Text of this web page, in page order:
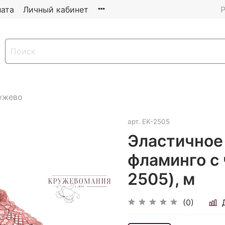
Личный кабинет
арт. EK-2505
фламинго с
2505), м
(0)